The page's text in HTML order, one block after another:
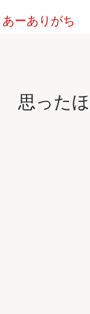
あーありがち
思った